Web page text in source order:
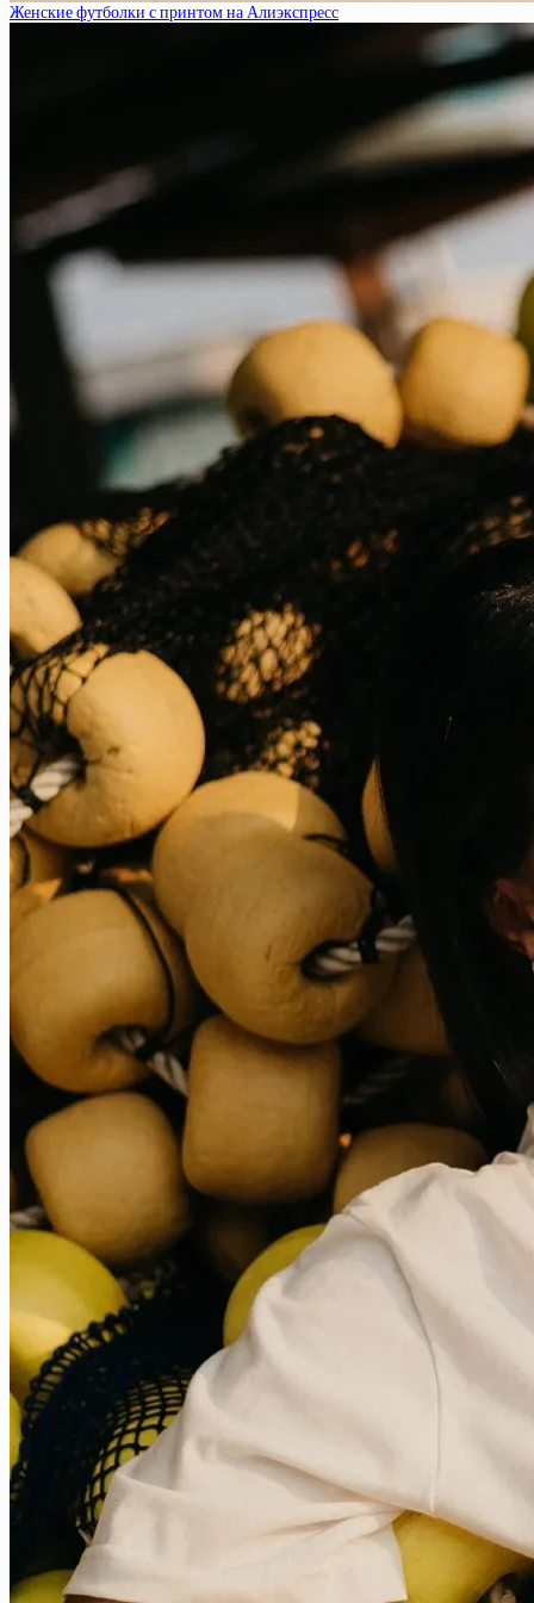
Женские футболки с принтом на Алиэкспресс